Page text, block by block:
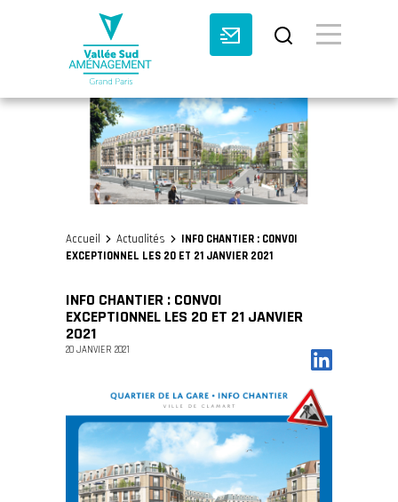
Accueil Actualités
INFO CHANTIER : CONVOI
EXCEPTIONNEL LES 20 ET 21 JANVIER 2021
INFO CHANTIER : CONVOI
EXCEPTIONNEL LES 20 ET 21 JANVIER
2021
20 JANVIER 2021